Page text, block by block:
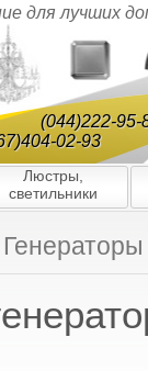
для лучших
(044)222-95-
02-93
Генераторы
Люстры,
светильники